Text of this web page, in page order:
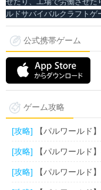
ルドサバイバルクラフトゲ
公式携帯ゲーム
ゲーム攻略
[攻略] 【パルワールド】初心者
[攻略] 【パルワールド】初心者
[攻略] 【パルワールド】初心